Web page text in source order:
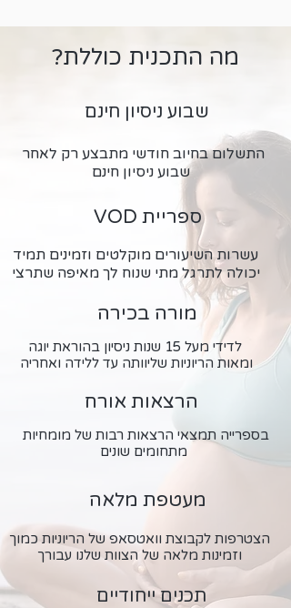
מה התכנית כוללת?
שבוע ניסיון חינם
התשלום בחיוב חודשי מתבצע רק לאחר
שבוע ניסיון חינם
ספריית VOD
עשרות השיעורים מוקלטים וזמינים תמיד
יכולה לתרגל מתי שנוח לך מאיפה שתרצי
הרצאות אורח
בספרייה תמצאי הרצאות רבות של מומחיות
מורה בכירה
לדידי מעל 15 שנות ניסיון בהוראת יוגה
ומאות הריוניות שליוותה עד ללידה ואחריה
מעטפת מלאה
הצטרפות לקבוצת וואטסאפ של הריוניות כמוך
וזמינות מלאה של הצוות שלנו עבורך
תכנים ייחודיים